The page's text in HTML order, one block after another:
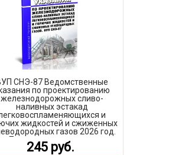
СНЭ-87 Ведомственные
по проектированию
железнодорожных сливо-
наливных эстакад
и
жидкостей и сжиженных
газов 2026 год.
Последняя редакция
245 руб.